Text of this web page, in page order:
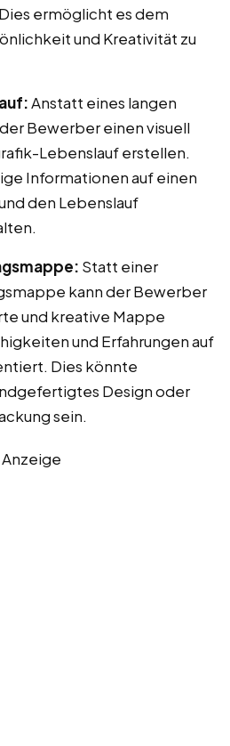
ermöglicht es dem
und Kreativität zu
Anstatt eines langen
Bewerber einen visuell
Lebenslauf erstellen.
Informationen auf einen
den Lebenslauf
Statt einer
kann der Bewerber
und kreative Mappe
und Erfahrungen auf
Dies könnte
Design oder
sein.
Anzeige